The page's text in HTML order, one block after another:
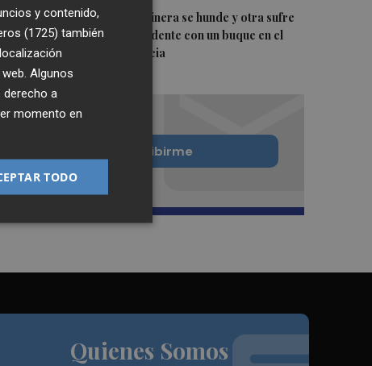
5Una batea clochinera se hunde y otra sufre
daños en un incidente con un buque en el
puerto de Valencia
Quiero suscribirme
Quienes Somos
y contenido,
(1725) también
Algunos
derecho a
momento en
TODO